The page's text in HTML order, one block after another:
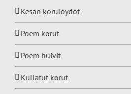
Kesän korulöydöt
Poem korut
Poem huivit
Kullatut korut